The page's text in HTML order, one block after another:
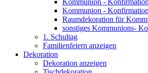
Kommunion -
Kommunion -
Raumdekoration für
sonstiges Kommunions-
1. Schultag
Familienfeiern anzeigen
Dekoration
Dekoration anzeigen